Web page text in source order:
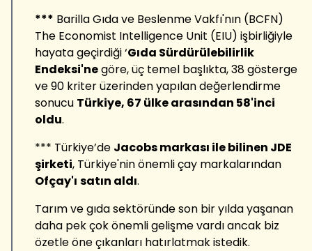
*** Barilla Gıda ve Beslenme Vakfı'nın (BCFN)
The Economist Intelligence Unit (EIU) işbirliğiyle
hayata geçirdiği ‘Gıda Sürdürülebilirlik
Endeksi'negöre, üç temel başlıkta, 38 gösterge
ve 90 kriter üzerinden yapılan değerlendirme
sonucu Türkiye, 67 ülke arasından 58'inci
oldu.
*** Türkiye’de Jacobs markası ile bilinen JDE
şirketi, Türkiye'nin önemli çay markalarından
Ofçay'ı satın aldı.
Tarım ve gıda sektöründe son bir yılda yaşanan
daha pek çok önemli gelişme vardı ancak biz
özetle öne çıkanları hatırlatmak istedik.